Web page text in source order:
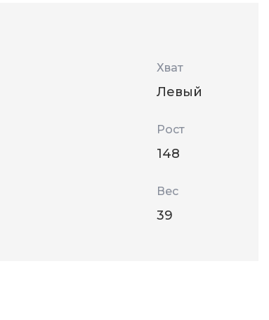
Хват
Левый
Рост
148
Вес
39